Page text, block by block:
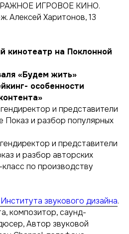
ИГРОВОЕ КИНО.
Алексей Харитонов, 13
кинотеатр на Поклонной
«Будем жить»
особенности
и представители
Показ и разбор популярных
и представители
и разбор авторских
по производству
звукового дизайна.
композитор, саунд-
Автор звуковой